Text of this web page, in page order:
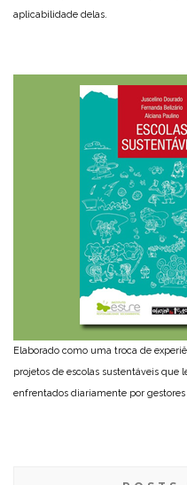
aplicabilidade delas.
Elaborado como uma troca de
projetos de escolas sustentáveis que
enfrentados diariamente por gestores